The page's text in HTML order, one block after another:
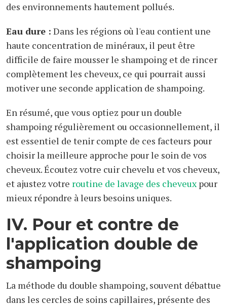
des environnements hautement pollués.
Eau dure : Dans les régions où l'eau contient une
haute concentration de minéraux, il peut être
difficile de faire mousser le shampoing et de rincer
complètement les cheveux, ce qui pourrait aussi
motiver une seconde application de shampoing.
En résumé, que vous optiez pour un double
shampoing régulièrement ou occasionnellement, il
est essentiel de tenir compte de ces facteurs pour
choisir la meilleure approche pour le soin de vos
cheveux. Écoutez votre cuir chevelu et vos cheveux,
et ajustez votre routine de lavage des cheveux pour
mieux répondre à leurs besoins uniques.
IV. Pour et contre de
l'application double de
shampoing
La méthode du double shampoing, souvent débattue
dans les cercles de soins capillaires, présente des